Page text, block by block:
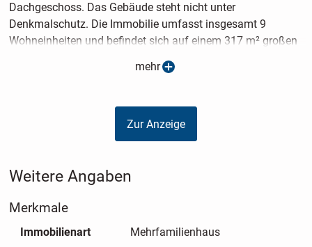
Dachgeschoss. Das Gebäude steht nicht unter
Denkmalschutz. Die Immobilie umfasst insgesamt 9
Wohneinheiten und befindet sich auf einem 317 m² großen
Grundstück. Alle Wohnungen sind vermietet, die
Jahresnettokaltmiete beträgt derzeit 58.621,32 €. Die
im 1., 2. und 3.OG sind identisch. Die Wohnungsgrößen
reichen von 26 m² bis 83 m² und umfassen 1- bis 4-Zimmer-
Wohnungen, wodurch eine breite und dauerhaft
Gebäude wurde in den vergangenen Jahren laufend instand
einzelner Wohnungen, sodass sich die Immobilie insgesamt
in einem wirtschaftlich gut nutzbaren und nachhaltig
mehr
Zur Anzeige
Weitere Angaben
Merkmale
Immobilienart
Mehrfamilienhaus